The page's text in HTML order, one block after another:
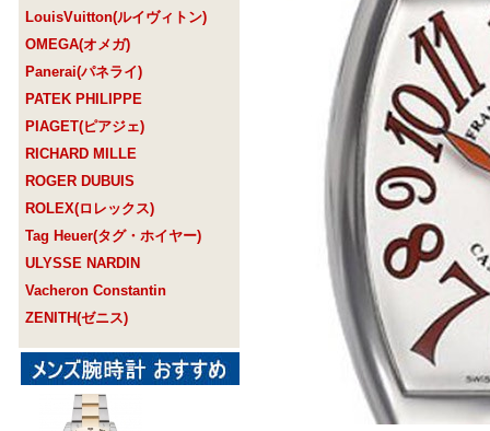
LouisVuitton(ルイヴィトン)
OMEGA(オメガ)
Panerai(パネライ)
PATEK PHILIPPE
PIAGET(ピアジェ)
RICHARD MILLE
ROGER DUBUIS
ROLEX(ロレックス)
Tag Heuer(タグ・ホイヤー)
ULYSSE NARDIN
Vacheron Constantin
ZENITH(ゼニス)